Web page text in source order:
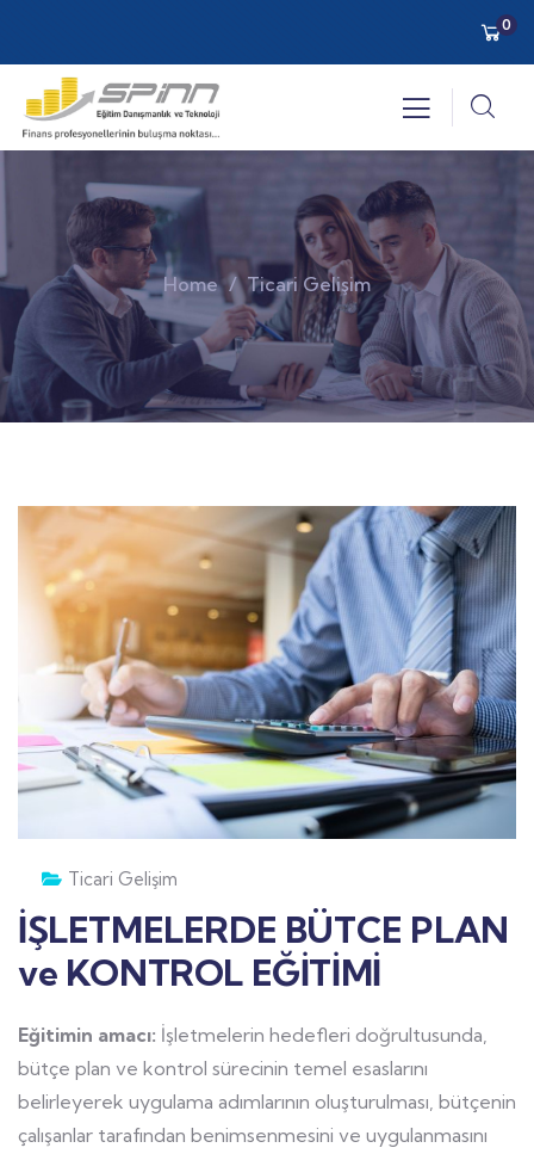
0
Home Ticari Gelişim
Ticari Gelişim
İŞLETMELERDE BÜTCE PLAN
ve KONTROL EĞİTİMİ
Eğitimin amacı: İşletmelerin hedefleri doğrultusunda,
bütçe plan ve kontrol sürecinin temel esaslarını
belirleyerek uygulama adımlarının oluşturulması, bütçenin
çalışanlar tarafından benimsenmesini ve uygulanmasını